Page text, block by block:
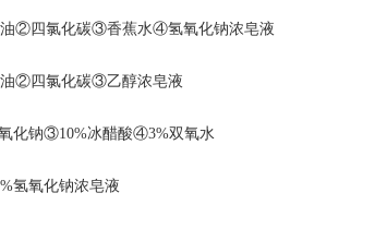
②四氯化碳③香蕉水④氢氧化钠浓皂液
②四氯化碳③乙醇浓皂液
化钠③10%冰醋酸④3%双氧水
氢氧化钠浓皂液